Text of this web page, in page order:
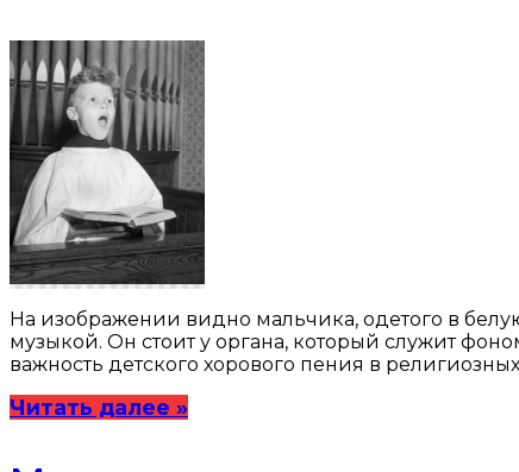
На изображении видно мальчика, одетого в
музыкой. Он стоит у органа, который служит
важность детского хорового пения в
Читать далее »